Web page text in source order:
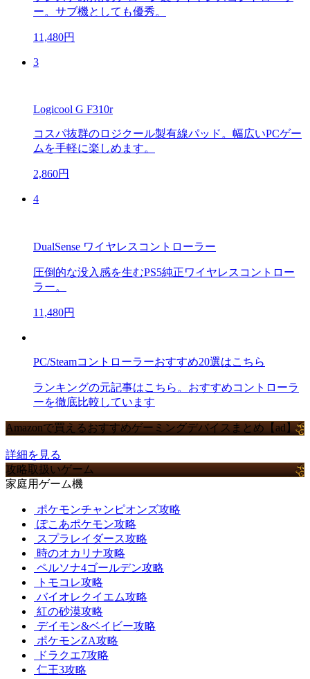
ー。サブ機としても優秀。
11,480円
3
Logicool G F310r
コスパ抜群のロジクール製有線パッド。幅広いPCゲー
ムを手軽に楽しめます。
2,860円
4
DualSense ワイヤレスコントローラー
圧倒的な没入感を生むPS5純正ワイヤレスコントロー
ラー。
11,480円
PC/Steamコントローラーおすすめ20選はこちら
ランキングの元記事はこちら。おすすめコントローラ
ーを徹底比較しています
Amazonで買えるおすすめゲーミングデバイスまとめ【ad】
詳細を見る
攻略取扱いゲーム
家庭用ゲーム機
ポケモンチャンピオンズ攻略
ぽこあポケモン攻略
スプラレイダース攻略
時のオカリナ攻略
ペルソナ4ゴールデン攻略
トモコレ攻略
バイオレクイエム攻略
紅の砂漠攻略
デイモン&ベイビー攻略
ポケモンZA攻略
ドラクエ7攻略
仁王3攻略